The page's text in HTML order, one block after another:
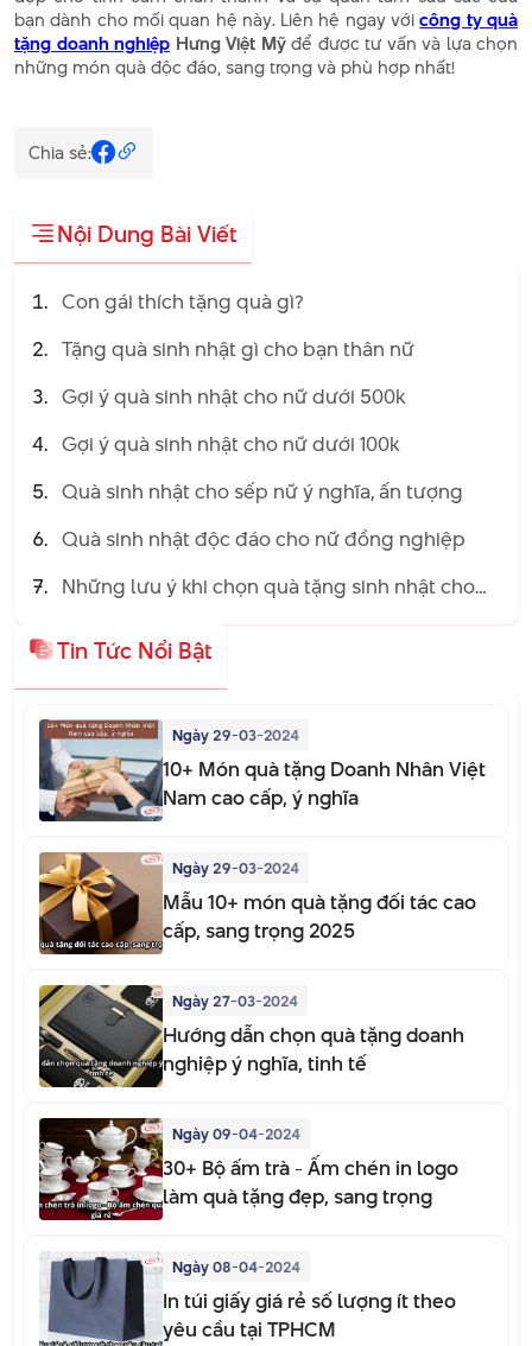
bạn dành cho mối quan hệ này. Liên hệ ngay vớicông ty quà
tặng doanh nghiệp Hưng Việt Mỹđể được tư vấn và lựa chọn
những món quà độc đáo, sang trọng và phù hợp nhất!
Chia sẻ:
Nội Dung Bài Viết
Con gái thích tặng quà gì?
Tặng quà sinh nhật gì cho bạn thân nữ
Gợi ý quà sinh nhật cho nữ dưới 500k
Gợi ý quà sinh nhật cho nữ dưới 100k
Quà sinh nhật cho sếp nữ ý nghĩa, ấn tượng
Quà sinh nhật độc đáo cho nữ đồng nghiệp
Những lưu ý khi chọn quà tặng sinh nhật cho
Tin Tức Nổi Bật
Ngày 29-03-2024
10+ Món quà tặng Doanh Nhân Việt
Nam cao cấp, ý nghĩa
Ngày 29-03-2024
Mẫu 10+ món quà tặng đối tác cao
cấp, sang trọng 2025
Ngày 27-03-2024
Hướng dẫn chọn quà tặng doanh
nghiệp ý nghĩa, tinh tế
Ngày 09-04-2024
30+ Bộ ấm trà - Ấm chén in logo
làm quà tặng đẹp, sang trọng
Ngày 08-04-2024
In túi giấy giá rẻ số lượng ít theo
yêu cầu tại TPHCM